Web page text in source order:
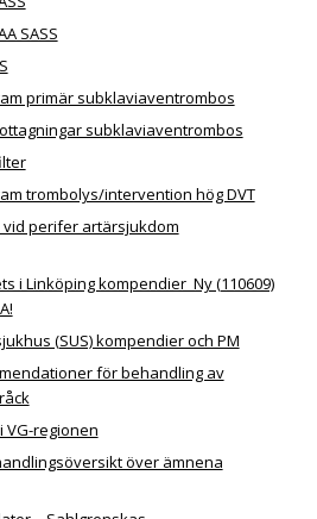
SASS
primär subklaviaventrombos
subklaviaventrombos
trombolys/intervention hög DVT
perifer artärsjukdom
i Linköping kompendier Ny (110609)
(SUS) kompendier och PM
för behandling av
VG-regionen
över ämnena